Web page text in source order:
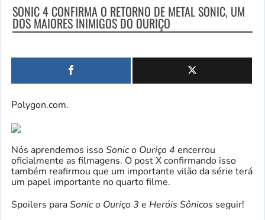
SONIC 4 CONFIRMA O RETORNO DE METAL SONIC, UM
DOS MAIORES INIMIGOS DO OURIÇO
Polygon.com.
Nós aprendemos issoSonic o Ouriço 4 encerrou
oficialmente as filmagens. O post X confirmando isso
também reafirmou que um importante vilão da série terá
um papel importante no quarto filme.
Spoilers paraSonic o Ouriço 3 e Heróis Sônicos seguir!